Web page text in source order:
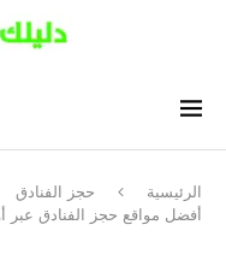
الرئيسية
حجز الفنادق
أفضل مواقع حجز الفنادق عبر